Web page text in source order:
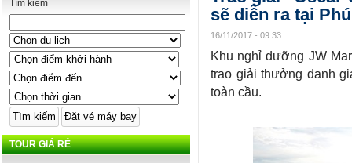
Tìm kiếm
TOUR GIÁ RẺ
sẽ diễn ra tại
16/11/2017 - 09:33
Khu nghỉ dưỡng JW
trao giải thưởng danh
toàn cầu.